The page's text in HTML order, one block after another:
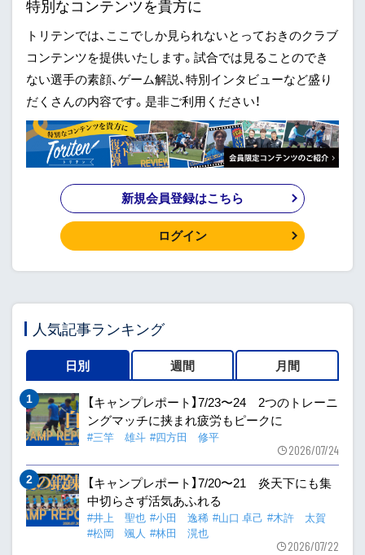
特別なコンテンツを貴方に
トリテンでは、ここでしか見られないとっておきのクラブ
コンテンツを提供いたします。試合では見ることのでき
ない選手の素顔、ゲーム解説、特別インタビューなど盛り
だくさんの内容です。是非ご利用ください！
新規会員登録はこちら
ログイン
人気記事ランキング
日別 週間 月間
【キャンプレポート】7/23〜24 2つのトレーニ
ングマッチに挟まれ疲労もピークに
#三竿 雄斗 #四方田 修平
2026/07/24
【キャンプレポート】7/20〜21 炎天下にも集
中切らさず活気あふれる
#井上 聖也 #小田 逸稀 #山口 卓己 #木許 太賀
#松岡 颯人 #林田 滉也
2026/07/22